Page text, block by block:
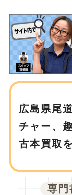
広島県尾
チャー、
古本買取
専門